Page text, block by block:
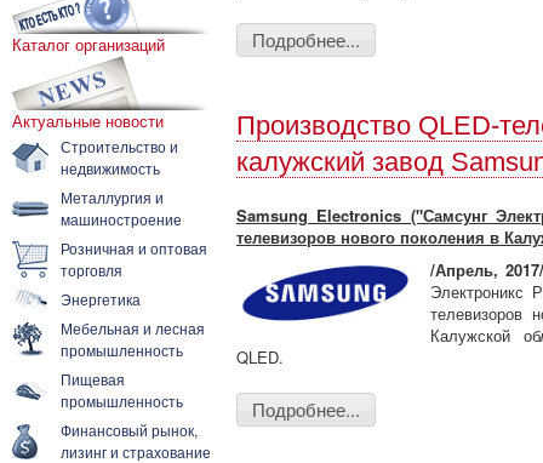
Каталог организаций
Актуальные новости
Строительство и
недвижимость
Металлургия и
машиностроение
Розничная и оптовая
торговля
Энергетика
Мебельная и лесная
промышленность
Пищевая
промышленность
Финансовый рынок,
лизинг и страхование
Подробнее...
Производство QLED-
калужский завод
Samsung Electronics ("Самсунг
телевизоров нового поколения в
/Апрель, 2017/
Электроникс
телевизоров
Калужской
QLED.
Подробнее...